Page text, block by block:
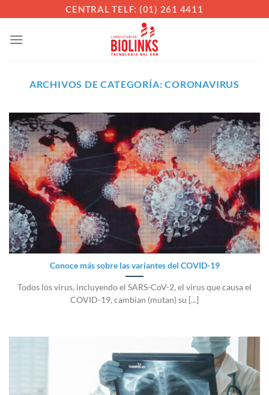
al
contenido
CENTRAL TELF: (01) 261 4411
ARCHIVOS DE CATEGORÍA:CORONAVIRUS
Conoce más sobre las variantes del COVID-19
Todos los virus, incluyendo el SARS-CoV-2, el virus que causa el
COVID-19, cambian (mutan) su [...]